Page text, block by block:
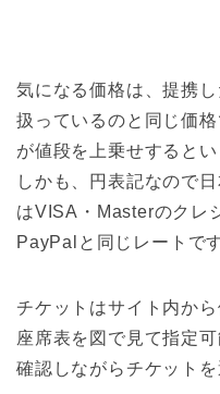
気になる価格は、提携
扱っているのと同じ価
が値段を上乗せすると
しかも、円表記なので
はVISA・Masterのクレ
PayPalと同じレートです
チケットはサイト内か
座席表を図で見て指定
確認しながらチケットを